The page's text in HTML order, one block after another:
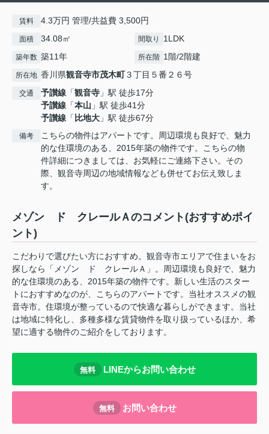
賃料 4.3万円 管理/共益費 3,500円
面積 34.08㎡ 間取り 1LDK
築年数 築11年 所在階 1階/2階建
所在地 香川県観音寺市茂木町３丁目５番２６号
交通 予讃線 「観音寺 」駅 徒歩17分
予讃線 「本山 」駅 徒歩41分
予讃線 「 比地大 」駅 徒歩67分
備考
こちらの物件はアパートです。周辺環境も良好で、魅力
的な住環境のある、2015年築の物件です。こちらの物
件詳細につきましては、お気軽にご連絡下さい。その
際、観音寺周辺の地域情報なども併せてお伝え致しま
す。
メゾン ド クレールＡのコメント(おすすめポイ
ント)
こだわりで選びたい方におすすめ。観音寺市エリアで住まいをお
探しなら「メゾン ド クレールＡ」。周辺環境も良好で、魅力
的な住環境のある、2015年築の物件です。新しい生活のスター
トにおすすめなのが、こちらのアパートです。当社オススメの観
音寺市。住環境が整っているので快適な暮らしができます。当社
は地域に特化し、多種多様な賃貸物件を取り扱っているほか、希
望に適する物件のご紹介をしております。
無料 LINEからお問い合わせ
無料 お問い合わせ